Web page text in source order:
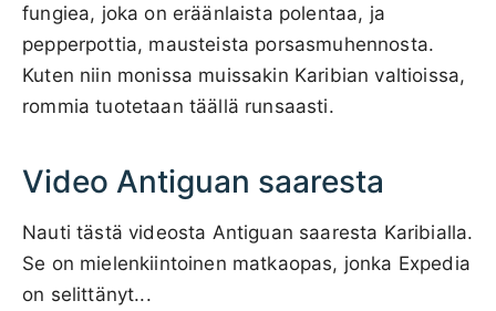
fungiea, joka on eräänlaista polentaa, ja
pepperpottia, mausteista porsasmuhennosta.
Kuten niin monissa muissakin Karibian valtioissa,
rommia tuotetaan täällä runsaasti.
Video Antiguan saaresta
Nauti tästä videosta Antiguan saaresta Karibialla.
Se on mielenkiintoinen matkaopas, jonka Expedia
on selittänyt...